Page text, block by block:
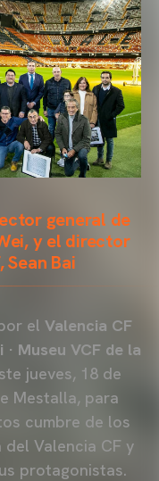
general de
y el director
Sean Bai
el Valencia CF
Museu VCF de la
jueves, 18 de
Mestalla, para
cumbre de los
Valencia CF y
protagonistas.